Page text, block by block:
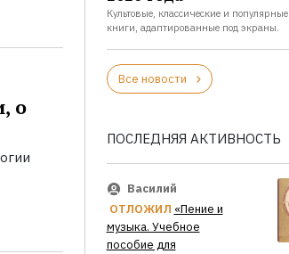
о
Культовые, классические и популярные
книги, адаптированные под экраны.
Все новости
ПОСЛЕДНЯЯ АКТИВНОСТЬ
Василий
ОТЛОЖИЛ «Пение и
музыка. Учебное
пособие для